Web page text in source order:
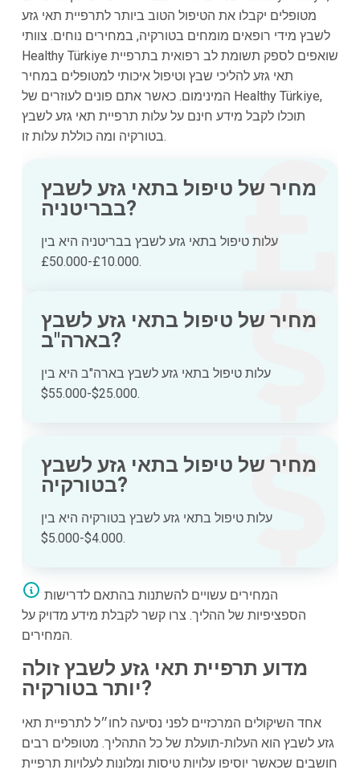
מטופלים יקבלו את הטיפול הטוב ביותר לתרפיית תאי גזע
לשבץ מידי רופאים מומחים בטורקיה, במחירים נוחים. צוותי
Healthy Türkiye שואפים לספק תשומת לב רפואית בתרפיית
תאי גזע להליכי שבץ וטיפול איכותי למטופלים במחיר
המינימום. כאשר אתם פונים לעוזרים של Healthy Türkiye,
תוכלו לקבל מידע חינם על עלות תרפיית תאי גזע לשבץ
בטורקיה ומה כוללת עלות זו.
מחיר של טיפול בתאי גזע לשבץ
בבריטניה?
עלות טיפול בתאי גזע לשבץ בבריטניה היא בין
£10.000-£50.000.
מחיר של טיפול בתאי גזע לשבץ
בארה"ב?
עלות טיפול בתאי גזע לשבץ בארה"ב היא בין
$25.000-$55.000.
מחיר של טיפול בתאי גזע לשבץ
בטורקיה?
עלות טיפול בתאי גזע לשבץ בטורקיה היא בין
$4.000-$5.000.
הספציפיות של ההליך. צרו קשר לקבלת מידע מדויק על
המחירים.
מדוע תרפיית תאי גזע לשבץ זולה
יותר בטורקיה?
אחד השיקולים המרכזיים לפני נסיעה לחו״ל לתרפיית תאי
גזע לשבץ הוא העלות-תועלת של כל התהליך. מטופלים רבים
חושבים שכאשר יוסיפו עלויות טיסות ומלונות לעלויות תרפיית